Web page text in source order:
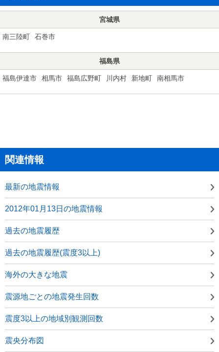
宮城県
南三陸町 石巻市
福島県
福島伊達市 相馬市 福島広野町 川内村 新地町 南相馬市
関連情報
最新の地震情報
2012年01月13日の地震情報
過去の地震履歴
過去の地震履歴(震度3以上)
海外の大きな地震
震源地ごとの地震発生回数
震度3以上の地域別観測回数
震央分布図